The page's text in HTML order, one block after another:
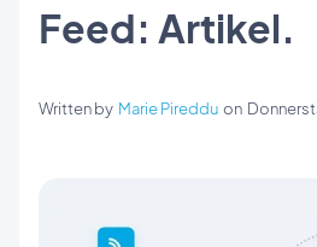
Feed: Artikel.
Written by Marie Pireddu on